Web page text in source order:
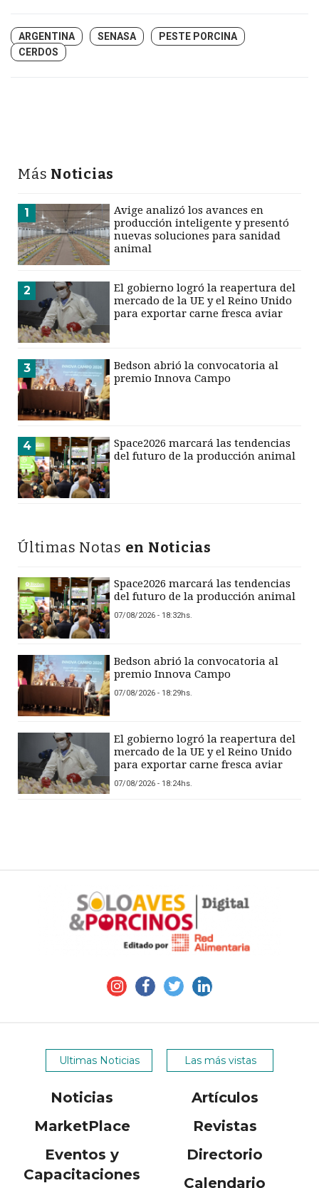
ARGENTINA SENASA
PESTE PORCINA
CERDOS
Más Noticias
1
Avige analizó los avances en
producción inteligente y presentó
nuevas soluciones para sanidad
animal
2
El gobierno logró la reapertura del
mercado de la UE y el Reino Unido
para exportar carne fresca aviar
3
Bedson abrió la convocatoria al
premio Innova Campo
4
Space2026 marcará las tendencias
del futuro de la producción animal
Últimas Notas en Noticias
Space2026 marcará las tendencias
del futuro de la producción animal
07/08/2026 - 18:32hs.
Bedson abrió la convocatoria al
premio Innova Campo
07/08/2026 - 18:29hs.
El gobierno logró la reapertura del
mercado de la UE y el Reino Unido
para exportar carne fresca aviar
07/08/2026 - 18:24hs.
Ultimas Noticias Las más vistas
Noticias
Artículos
MarketPlace
Revistas
Eventos y
Capacitaciones
Directorio
Calendario